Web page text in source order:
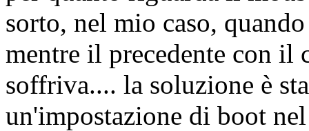
sorto, nel mio caso,
mentre il precedente con il
soffriva.... la soluzione è
un'impostazione di boot